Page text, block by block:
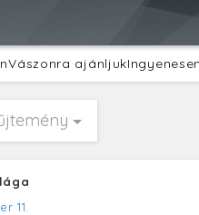
Vászonra ajánljuk
11.